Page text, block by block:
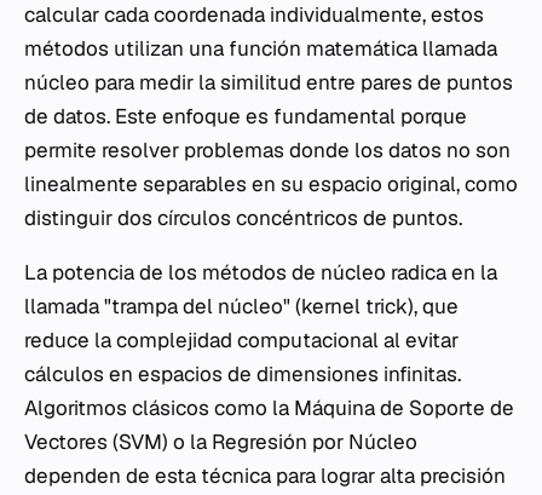
calcular cada coordenada individualmente, estos
métodos utilizan una función matemática llamada
núcleo para medir la similitud entre pares de puntos
de datos. Este enfoque es fundamental porque
permite resolver problemas donde los datos no son
linealmente separables en su espacio original, como
distinguir dos círculos concéntricos de puntos.
La potencia de los métodos de núcleo radica en la
llamada "trampa del núcleo" (kernel trick), que
reduce la complejidad computacional al evitar
cálculos en espacios de dimensiones infinitas.
Algoritmos clásicos como la Máquina de Soporte de
Vectores (SVM) o la Regresión por Núcleo
dependen de esta técnica para lograr alta precisión